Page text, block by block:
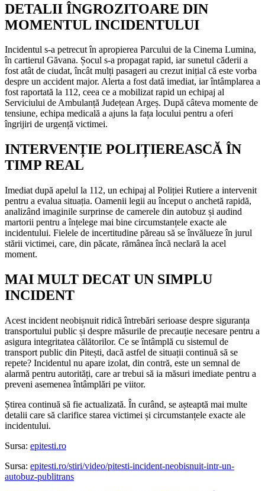
DETALII ÎNGROZITOARE DIN
MOMENTUL INCIDENTULUI
Incidentul s-a petrecut în apropierea Parcului de la Cinema Lumina,
în cartierul Găvana. Șocul s-a propagat rapid, iar sunetul căderii a
fost atât de ciudat, încât mulți pasageri au crezut inițial că este vorba
despre un accident major. Alerta a fost dată imediat, iar întâmplarea a
fost raportată la 112, ceea ce a mobilizat rapid un echipaj al
Serviciului de Ambulanță Județean Argeș. După câteva momente de
tensiune, echipa medicală a ajuns la fața locului pentru a oferi
îngrijiri de urgență victimei.
INTERVENȚIE POLIȚIEREASCĂ ÎN
TIMP REAL
Imediat după apelul la 112, un echipaj al Poliției Rutiere a intervenit
pentru a evalua situația. Oamenii legii au început o anchetă rapidă,
analizând imaginile surprinse de camerele din autobuz și audind
martorii pentru a înțelege mai bine circumstanțele exacte ale
incidentului. Fielele de incertitudine păreau să se învălueze în jurul
stării victimei, care, din păcate, rămânea încă neclară la acel
moment.
MAI MULT DECAT UN SIMPLU
INCIDENT
Acest incident neobișnuit ridică întrebări serioase despre siguranța
transportului public și despre măsurile de precauție necesare pentru a
asigura integritatea călătorilor. Ce se întâmplă cu sistemul de
transport public din Pitești, dacă astfel de situații continuă să se
repete? Incidentul nu apare izolat, din contră, este un semnal de
alarmă pentru autorități, care ar trebui să ia măsuri imediate pentru a
preveni asemenea întâmplări pe viitor.
Știrea continuă să fie actualizată. În curând, se așteaptă mai multe
detalii care să clarifice starea victimei și circumstanțele exacte ale
incidentului.
Sursa: epitesti.ro
Sursa: epitesti.ro/stiri/video/pitesti-incident-neobisnuit-intr-un-
autobuz-publitrans